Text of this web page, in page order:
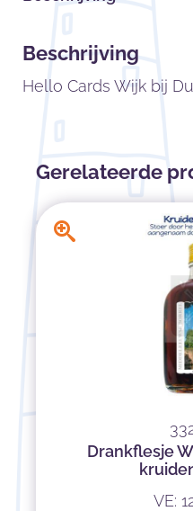
Beschrijving
Hello Cards Wijk bij
Gerelateerde
Drankflesje
VE: